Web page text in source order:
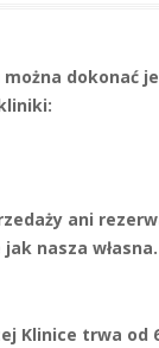
można dokonać
ani
nasza własna.
Klinice trwa od